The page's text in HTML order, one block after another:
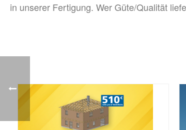
in unserer Fertigung. Wer Güte/Qualität